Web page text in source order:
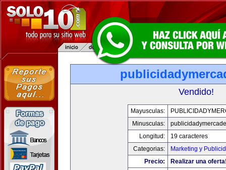
Vendido!
Mayusculas:
Minusculas:
Longitud:
19 caracteres
Categorias:
Marketing y
Precio:
Realizar una